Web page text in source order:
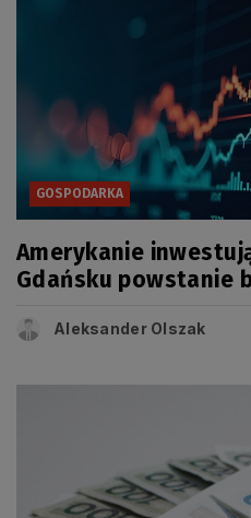
GOSPODARKA
Amerykanie
Gdańsku powstanie
Aleksander Olszak